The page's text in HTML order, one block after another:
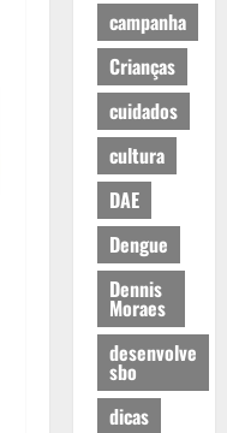
campanha
Crianças
cuidados
cultura
DAE
Dengue
Dennis
Moraes
desenvolve
sbo
dicas